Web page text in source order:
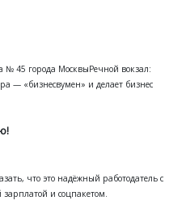
45 города МосквыРечной вокзал:
— «бизнесвумен» и делает бизнес
что это надёжный работодатель с
и соцпакетом.